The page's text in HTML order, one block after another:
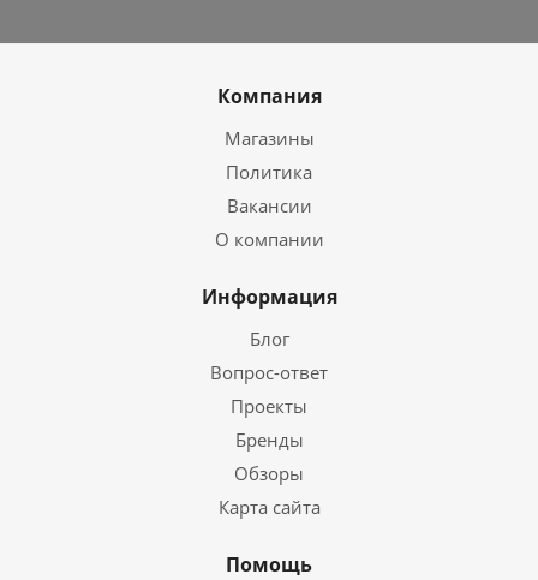
Компания
Магазины
Политика
Вакансии
О компании
Информация
Блог
Вопрос-ответ
Проекты
Бренды
Обзоры
Карта сайта
Помощь